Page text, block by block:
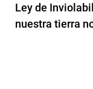
Ley de
nuestra tierra